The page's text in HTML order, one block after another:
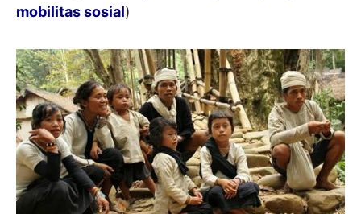
mobilitas sosial)